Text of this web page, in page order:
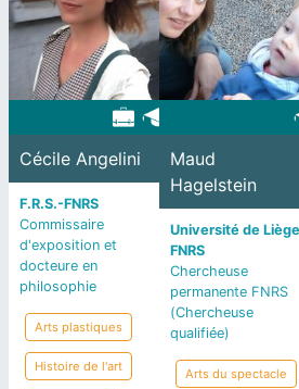
Cécile Angelini
F.R.S.-FNRS
Commissaire
d'exposition et
docteure en
philosophie
Arts plastiques
Histoire de l'art
Maud
Hagelstein
Université de
FNRS
Chercheuse
permanente FNRS
(Chercheuse
qualifiée)
Arts du spectacle